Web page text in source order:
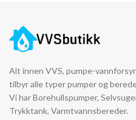
Alt innen VVS, pumpe-
tilbyr alle typer pumper og
Vi har Borehullspumper,
Trykktank, Varmtvannsbereder.